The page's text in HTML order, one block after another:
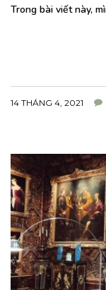
Trong bài viết này,
14 THÁNG 4, 2021